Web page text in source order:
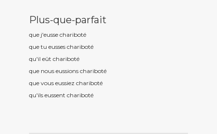
Plus-que-parfait
que j'eusse chariboté
que tu eusses chariboté
qu'il eût chariboté
que nous eussions chariboté
que vous eussiez chariboté
qu'ils eussent chariboté